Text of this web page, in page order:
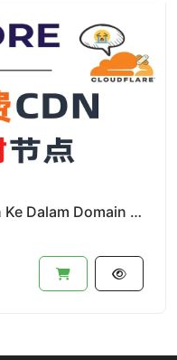
Jual Jasa Setting Gcore Cdn Ke Dalam Domain Anda